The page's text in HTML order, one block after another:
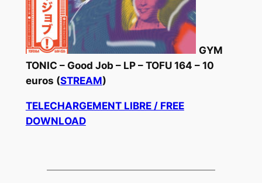
GYM
TONIC – Good Job – LP – TOFU 164 – 10
euros (STREAM)
TELECHARGEMENT LIBRE / FREE
DOWNLOAD